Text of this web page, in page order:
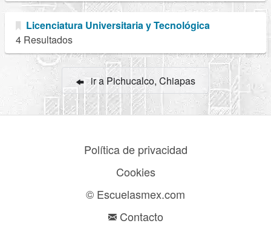
Licenciatura Universitaria y Tecnológica
4 Resultados
ir a Pichucalco, Chiapas
Política de privacidad
Cookies
© Escuelasmex.com
Contacto